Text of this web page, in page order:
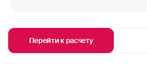
Перейти к расчету